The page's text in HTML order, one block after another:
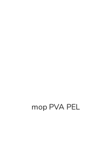
mop PVA PEL